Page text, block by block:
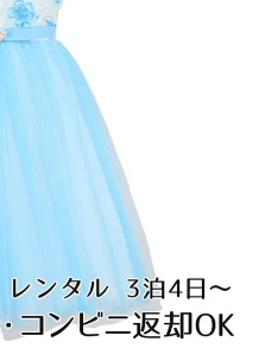
アウター
アクセサリー
音楽雑貨
Shichi-Go-San
3歳・5歳・7歳の晴れの日